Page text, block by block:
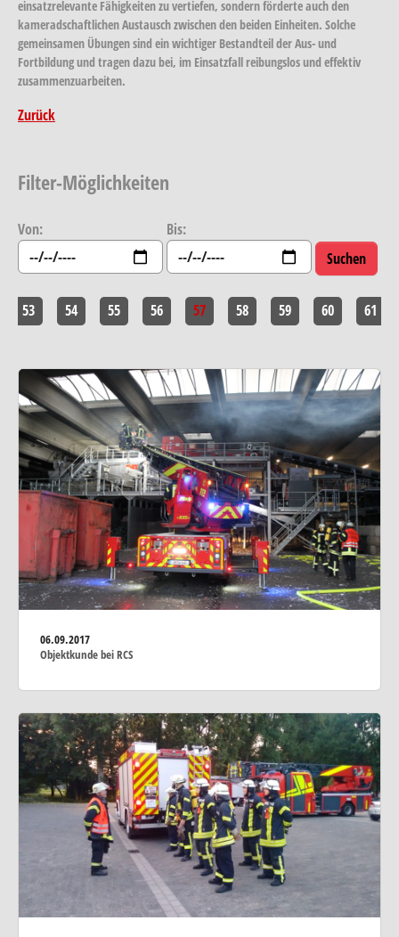
einsatzrelevante Fähigkeiten zu vertiefen, sondern förderte auch den
kameradschaftlichen Austausch zwischen den beiden Einheiten. Solche
gemeinsamen Übungen sind ein wichtiger Bestandteil der Aus- und
Fortbildung und tragen dazu bei, im Einsatzfall reibungslos und effektiv
zusammenzuarbeiten.
Zurück
Filter-Möglichkeiten
Von: Bis:
53 54 55 56 57 58 59 60 61
06.09.2017
Objektkunde bei RCS